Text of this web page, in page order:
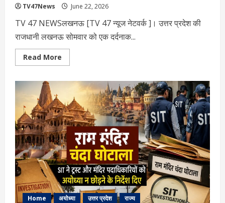
TV47News June 22, 2026
TV 47 NEWSलखनऊ [TV 47 न्‍यूज नेटवर्क ]। उत्तर प्रदेश की
राजधानी लखनऊ सोमवार को एक दर्दनाक...
Read More
more
कोचिंग
अग्निकांड:
कैसे
लगी
आग,
क्या
बोले
CM
योगी
Home अयोध्या उत्तर प्रदेश राज्य